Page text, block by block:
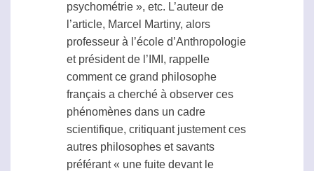
psychométrie », etc. L’auteur de
l’article, Marcel Martiny, alors
professeur à l’école d’Anthropologie
et président de l’IMI, rappelle
comment ce grand philosophe
français a cherché à observer ces
phénomènes dans un cadre
scientifique, critiquant justement ces
autres philosophes et savants
préférant « une fuite devant le